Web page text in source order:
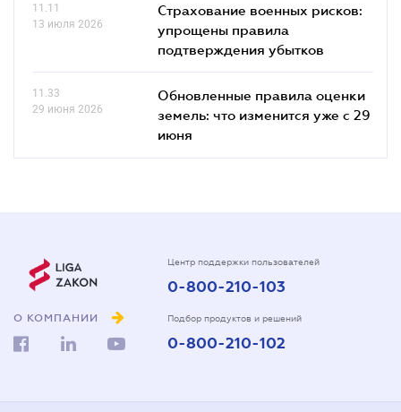
11.11
13 июля 2026
Страхование военных рисков:
упрощены правила
подтверждения убытков
11.33
29 июня 2026
Обновленные правила оценки
земель: что изменится уже с 29
июня
О КОМПАНИИ
Центр поддержки пользователей
0-800-210-103
Подбор продуктов и решений
0-800-210-102